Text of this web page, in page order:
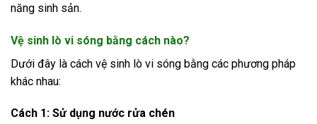
năng sinh sản.
Vệ sinh lò vi sóng bằng cách nào?
Dưới đây là cách vệ sinh lò vi sóng bằng các phương pháp
khác nhau:
Cách 1: Sử dụng nước rửa chén